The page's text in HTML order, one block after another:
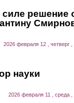
решение
2026 февраля 12 , четверг ,
науки
2026 февраля 11 , среда ,